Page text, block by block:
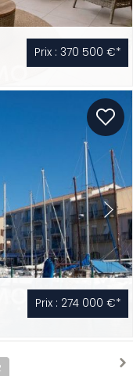
Prix : 370 500 €*
Prix : 274 000 €*